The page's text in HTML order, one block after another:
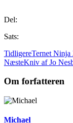
Del:
Sats:
TidligereTernet Ninja
NæsteKniv af Jo
Om forfatteren
Michael